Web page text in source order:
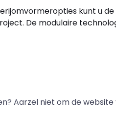
kunt u de
De modulaire
Aarzel niet om de